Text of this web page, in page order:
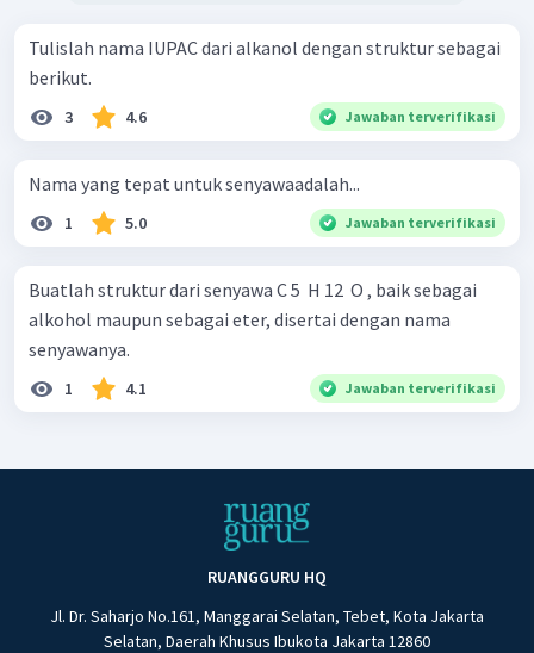
Tulislah nama IUPAC dari alkanol dengan struktur sebagai
berikut.
3 4.6 Jawaban terverifikasi
Nama yang tepat untuk senyawaadalah...
1 5.0 Jawaban terverifikasi
Buatlah struktur dari senyawa C 5 ​ H 12 ​ O , baik sebagai
alkohol maupun sebagai eter, disertai dengan nama
senyawanya.
1 4.1 Jawaban terverifikasi
RUANGGURU HQ
Jl. Dr. Saharjo No.161, Manggarai Selatan, Tebet, Kota Jakarta
Selatan, Daerah Khusus Ibukota Jakarta 12860